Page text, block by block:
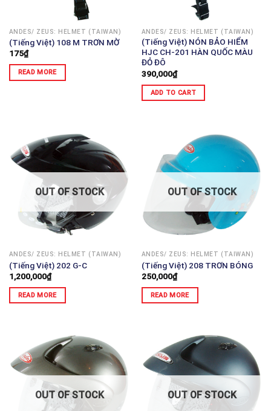
ANDES/ ZEUS: HELMET (TAIWAN)
(Tiếng Việt) 108 M TRƠN MỜ
175₫
READ MORE
ANDES/ ZEUS: HELMET (TAIWAN)
(Tiếng Việt) NÓN BẢO HIỂM
HJC CH-201 HÀN QUỐC MÀU
ĐỎ ĐÔ
390,000₫
ADD TO CART
OUT OF STOCK
ANDES/ ZEUS: HELMET (TAIWAN)
(Tiếng Việt) 202 G-C
1,200,000₫
READ MORE
OUT OF STOCK
ANDES/ ZEUS: HELMET (TAIWAN)
(Tiếng Việt) 208 TRƠN BÓNG
250,000₫
READ MORE
OUT OF STOCK OUT OF STOCK